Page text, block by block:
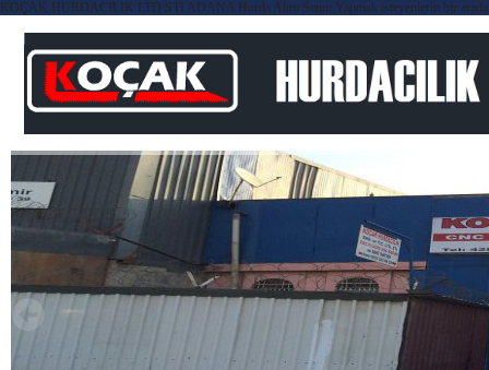
KOÇAK HURDACILIK LTD STI ADANA Hurda Alım Satım Yapmak isteyenlerin bir arada